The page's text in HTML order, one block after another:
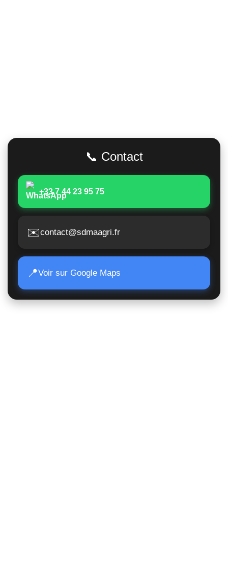
📞 Contact
+33 7 44 23 95 75
✉️contact@sdmaagri.fr
📍Voir sur Google Maps